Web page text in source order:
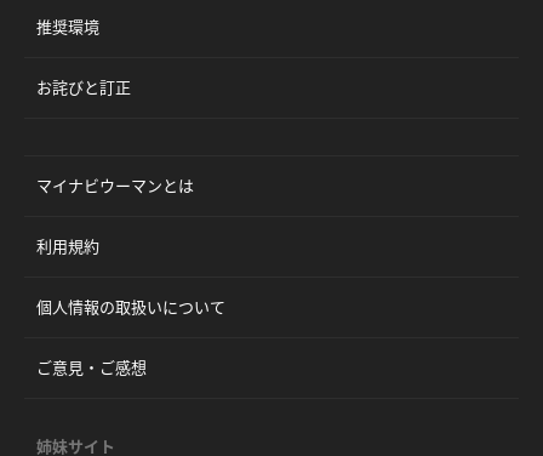
推奨環境
お詫びと訂正
マイナビウーマンとは
利用規約
個人情報の取扱いについて
ご意見・ご感想
姉妹サイト